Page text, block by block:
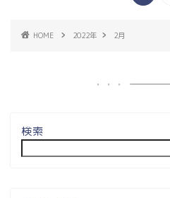
HOME 2022年 2月
検索